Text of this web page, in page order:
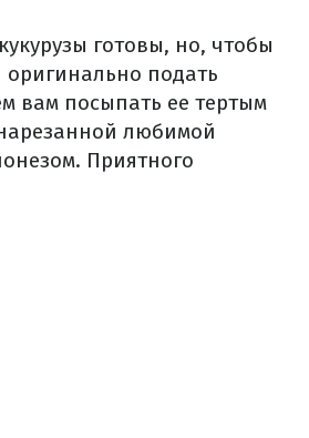
готовы, но, чтобы
оригинально подать
вам посыпать ее тертым
любимой
Приятного